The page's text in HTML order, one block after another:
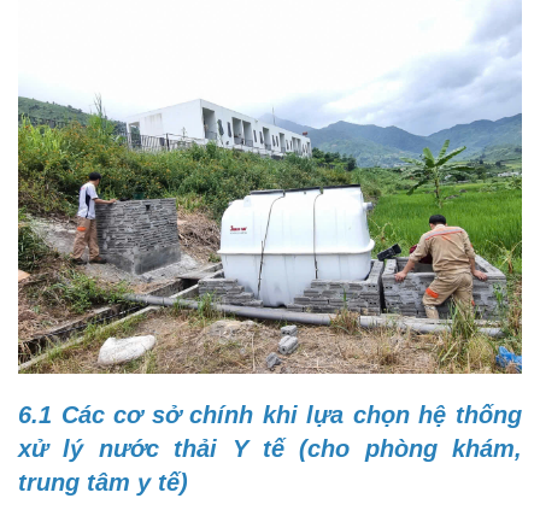
6.1 Các cơ sở chính khi lựa chọn hệ thống
xử lý nước thải Y tế (cho phòng khám,
trung tâm y tế)